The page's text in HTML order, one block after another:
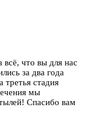
всё, что вы для нас
за два года
стадия
мы
Спасибо вам